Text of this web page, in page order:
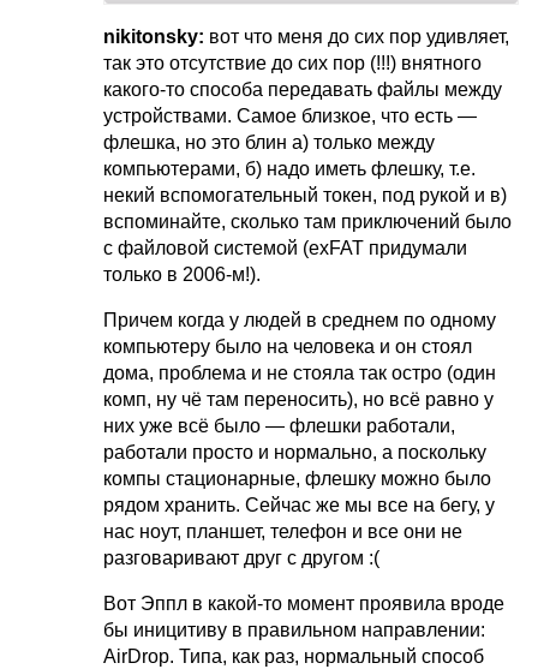
nikitonsky: вот что меня до сих пор удивляет,
так это отсутствие до сих пор (!!!) внятного
какого-то способа передавать файлы между
устройствами. Самое близкое, что есть —
флешка, но это блин а) только между
компьютерами, б) надо иметь флешку, т.е.
некий вспомогательный токен, под рукой и в)
вспоминайте, сколько там приключений было
с файловой системой (exFAT придумали
только в 2006-м!).
Причем когда у людей в среднем по одному
компьютеру было на человека и он стоял
дома, проблема и не стояла так остро (один
комп, ну чё там переносить), но всё равно у
них уже всё было — флешки работали,
работали просто и нормально, а поскольку
компы стационарные, флешку можно было
рядом хранить. Сейчас же мы все на бегу, у
нас ноут, планшет, телефон и все они не
разговаривают друг с другом :(
Вот Эппл в какой-то момент проявила вроде
бы иницитиву в правильном направлении:
AirDrop. Типа, как раз, нормальный способ